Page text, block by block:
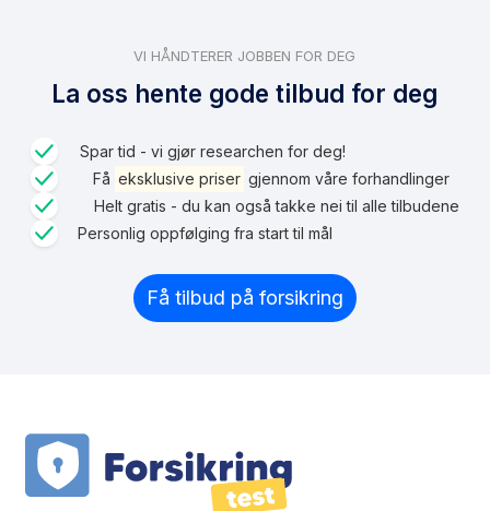
VI HÅNDTERER JOBBEN FOR DEG
La oss hente gode tilbud for deg
Spar tid - vi gjør researchen for deg!
Få eksklusive priser gjennom våre forhandlinger
Helt gratis - du kan også takke nei til alle tilbudene
Personlig oppfølging fra start til mål
Få tilbud på forsikring